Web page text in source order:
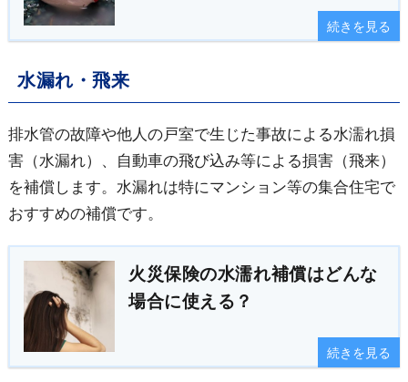
続きを見る
水漏れ・飛来
排水管の故障や他人の戸室で生じた事故による水濡れ損
害（水漏れ）、自動車の飛び込み等による損害（飛来）
を補償します。水漏れは特にマンション等の集合住宅で
おすすめの補償です。
火災保険の水濡れ補償はどんな
場合に使える？
続きを見る